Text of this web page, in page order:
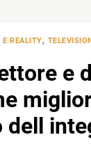
E REALITY,
e
dell